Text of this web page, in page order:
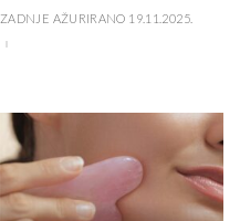
ZADNJE AŽURIRANO 19.11.2025.